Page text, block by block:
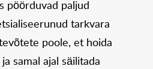
pöörduvad paljud
tarkvara
poole, et hoida
samal ajal säilitada